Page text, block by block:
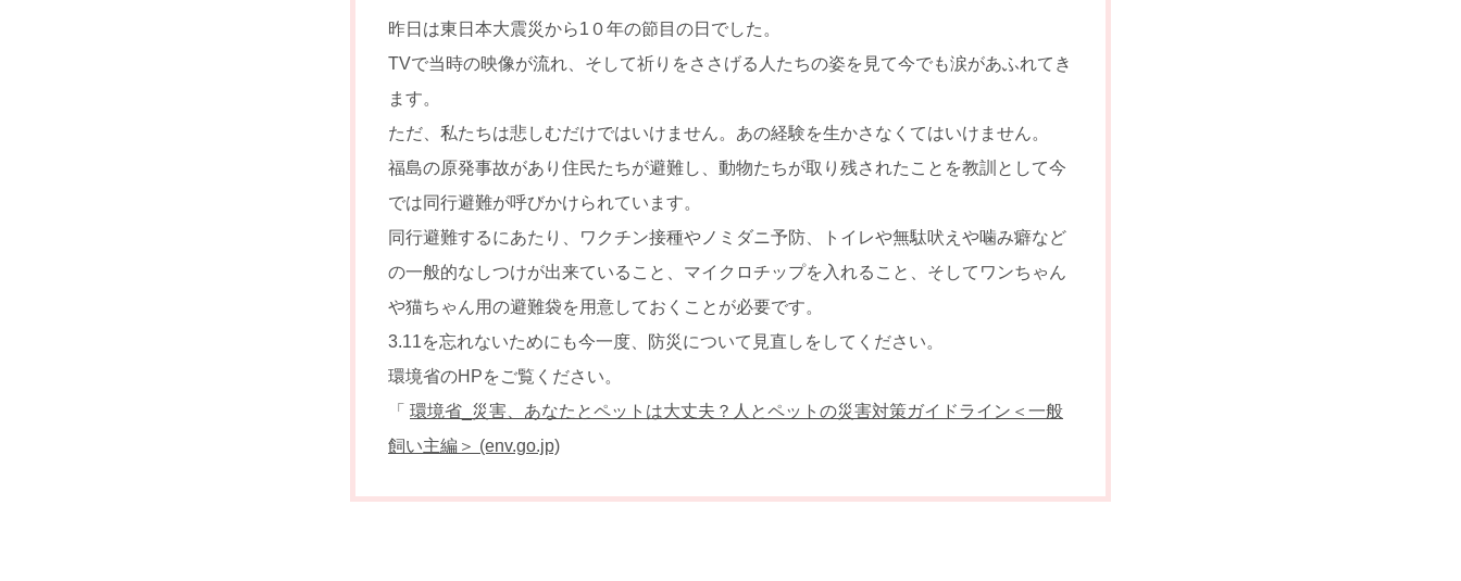
昨日は東日本大震災から1０年の節目の日でした。
TVで当時の映像が流れ、そして祈りをささげる人たちの姿を見て今でも涙があふれてき
ます。
ただ、私たちは悲しむだけではいけません。あの経験を生かさなくてはいけません。
福島の原発事故があり住民たちが避難し、動物たちが取り残されたことを教訓として今
では同行避難が呼びかけられています。
同行避難するにあたり、ワクチン接種やノミダニ予防、トイレや無駄吠えや噛み癖など
の一般的なしつけが出来ていること、マイクロチップを入れること、そしてワンちゃん
や猫ちゃん用の避難袋を用意しておくことが必要です。
3.11を忘れないためにも今一度、防災について見直しをしてください。
環境省のHPをご覧ください。
「 環境省_災害、あなたとペットは大丈夫？人とペットの災害対策ガイドライン＜一般
飼い主編＞ (env.go.jp)